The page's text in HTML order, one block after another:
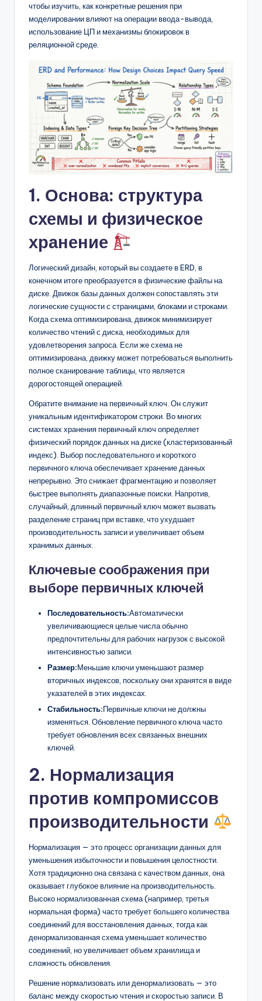
it
чтобы изучить, как конкретные решения при
моделировании влияют на операции ввода-вывода,
использование ЦП и механизмы блокировок в
реляционной среде.
1. Основа: структура
схемы и физическое
хранение
Логический дизайн, который вы создаете в ERD, в
конечном итоге преобразуется в физические файлы на
диске. Движок базы данных должен сопоставлять эти
логические сущности с страницами, блоками и строками.
Когда схема оптимизирована, движок минимизирует
количество чтений с диска, необходимых для
удовлетворения запроса. Если же схема не
оптимизирована, движку может потребоваться выполнить
полное сканирование таблицы, что является
дорогостоящей операцией.
Обратите внимание на первичный ключ. Он служит
уникальным идентификатором строки. Во многих
системах хранения первичный ключ определяет
физический порядок данных на диске (кластеризованный
индекс). Выбор последовательного и короткого
первичного ключа обеспечивает хранение данных
непрерывно. Это снижает фрагментацию и позволяет
быстрее выполнять диапазонные поиски. Напротив,
случайный, длинный первичный ключ может вызвать
разделение страниц при вставке, что ухудшает
производительность записи и увеличивает объем
хранимых данных.
Ключевые соображения при
выборе первичных ключей
Последовательность:Автоматически
увеличивающиеся целые числа обычно
предпочтительны для рабочих нагрузок с высокой
интенсивностью записи.
Размер:Меньшие ключи уменьшают размер
вторичных индексов, поскольку они хранятся в виде
указателей в этих индексах.
Стабильность:Первичные ключи не должны
изменяться. Обновление первичного ключа часто
требует обновления всех связанных внешних
ключей.
2. Нормализация
против компромиссов
производительности
Нормализация — это процесс организации данных для
уменьшения избыточности и повышения целостности.
Хотя традиционно она связана с качеством данных, она
оказывает глубокое влияние на производительность.
Высоко нормализованная схема (например, третья
нормальная форма) часто требует большего количества
соединений для восстановления данных, тогда как
денормализованная схема уменьшает количество
соединений, но увеличивает объем хранилища и
сложность обновления.
Решение нормализовать или денормализовать — это
баланс между скоростью чтения и скоростью записи. В